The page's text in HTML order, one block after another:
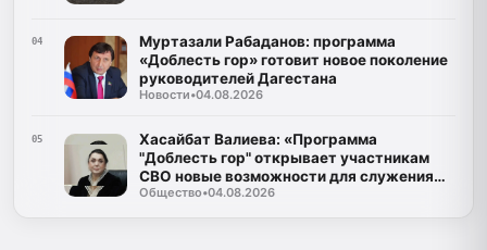
04
Муртазали Рабаданов: программа
«Доблесть гор» готовит новое поколение
руководителей Дагестана
Новости•04.08.2026
05
Хасайбат Валиева: «Программа
"Доблесть гор" открывает участникам
СВО новые возможности для служения
Дагестану»
Общество•04.08.2026